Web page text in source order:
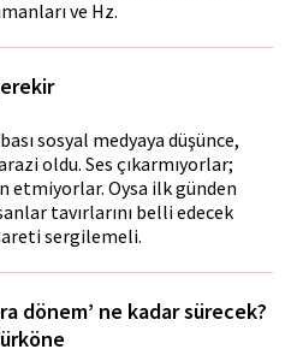
ve Hz.
sosyal medyaya düşünce,
oldu. Ses çıkarmıyorlar;
etmiyorlar. Oysa ilk günden
tavırlarını belli edecek
sergilemeli.
dönem’ ne kadar sürecek?